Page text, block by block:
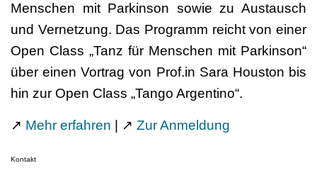
Menschen mit Parkinson sowie zu Austausch
und Vernetzung. Das Programm reicht von einer
Open Class „Tanz für Menschen mit Parkinson“
über einen Vortrag von Prof.in Sara Houston bis
hin zur Open Class „Tango Argentino“.
↗ Mehr erfahren | ↗ Zur Anmeldung
Kontakt